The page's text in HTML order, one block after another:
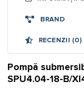
BRAND
RECENZII (0)
Pompă
SPU4.04-18-B/